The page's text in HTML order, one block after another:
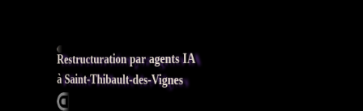
Restructuration par agents IA
à Saint-Thibault-des-Vignes